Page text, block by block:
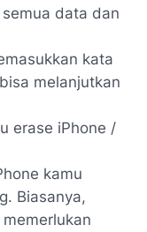
data dan
kata
melanjutkan
erase iPhone /
kamu
Biasanya,